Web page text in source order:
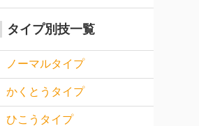
タイプ別技一覧
ノーマルタイプ
かくとうタイプ
ひこうタイプ